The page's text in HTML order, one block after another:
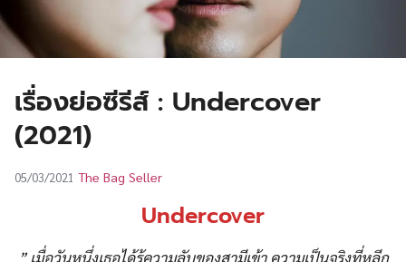
เรื่องย่อซีรีส์ : Undercover
(2021)
05/03/2021 The Bag Seller
Undercover
” เมื่อวันหนึ่งเธอได้รู้ความลับของสามีเข้า ความเป็นจริงที่หลีก